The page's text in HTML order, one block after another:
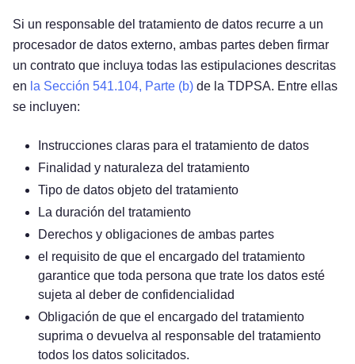
Si un responsable del tratamiento de datos recurre a un
procesador de datos externo, ambas partes deben firmar
un contrato que incluya todas las estipulaciones descritas
en la Sección 541.104, Parte (b) de la TDPSA. Entre ellas
se incluyen:
Instrucciones claras para el tratamiento de datos
Finalidad y naturaleza del tratamiento
Tipo de datos objeto del tratamiento
La duración del tratamiento
Derechos y obligaciones de ambas partes
el requisito de que el encargado del tratamiento
garantice que toda persona que trate los datos esté
sujeta al deber de confidencialidad
Obligación de que el encargado del tratamiento
suprima o devuelva al responsable del tratamiento
todos los datos solicitados.